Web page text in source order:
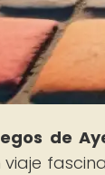
de
viaje